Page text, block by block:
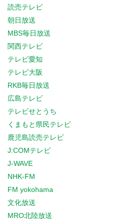
読売テレビ
朝日放送
MBS毎日放送
関西テレビ
テレビ愛知
テレビ大阪
RKB毎日放送
広島テレビ
テレビせとうち
くまもと県民テレビ
鹿児島読売テレビ
J:COMテレビ
J-WAVE
NHK-FM
FM yokohama
文化放送
MRO北陸放送